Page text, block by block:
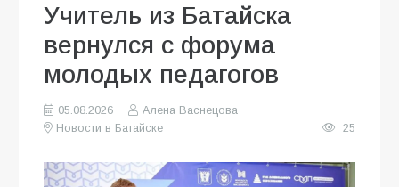
Учитель из Батайска
вернулся с форума
молодых педагогов
05.08.2026
Алена Васнецова
Новости в Батайске
25